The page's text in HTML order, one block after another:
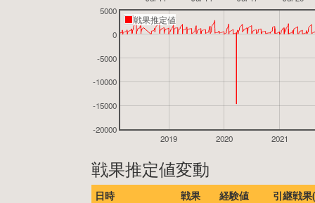
2019 2020 2021
0
5000
-20000
-15000
-10000
-5000
戦果推定値
戦果推定値変動
日時 戦果 経験値
引継戦